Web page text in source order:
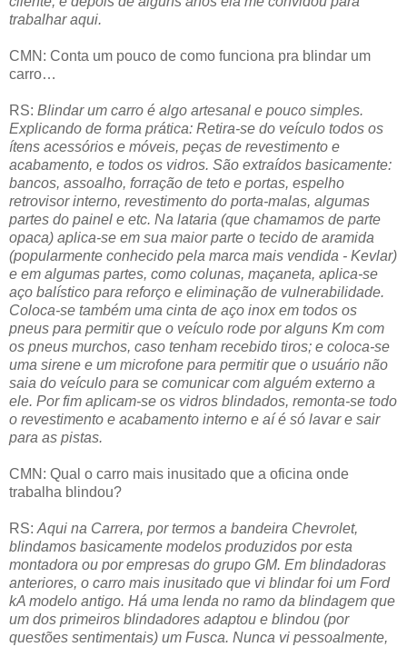
trabalhar aqui.
CMN: Conta um pouco de como funciona pra blindar um
carro…
RS: Blindar um carro é algo artesanal e pouco simples.
Explicando de forma prática: Retira-se do veículo todos os
ítens acessórios e móveis, peças de revestimento e
acabamento, e todos os vidros. São extraídos basicamente:
bancos, assoalho, forração de teto e portas, espelho
retrovisor interno, revestimento do porta-malas, algumas
partes do painel e etc. Na lataria (que chamamos de parte
opaca) aplica-se em sua maior parte o tecido de aramida
(popularmente conhecido pela marca mais vendida - Kevlar)
e em algumas partes, como colunas, maçaneta, aplica-se
aço balístico para reforço e eliminação de vulnerabilidade.
Coloca-se também uma cinta de aço inox em todos os
pneus para permitir que o veículo rode por alguns Km com
os pneus murchos, caso tenham recebido tiros; e coloca-se
uma sirene e um microfone para permitir que o usuário não
saia do veículo para se comunicar com alguém externo a
ele. Por fim aplicam-se os vidros blindados, remonta-se todo
o revestimento e acabamento interno e aí é só lavar e sair
para as pistas.
CMN: Qual o carro mais inusitado que a oficina onde
trabalha blindou?
RS: Aqui na Carrera, por termos a bandeira Chevrolet,
blindamos basicamente modelos produzidos por esta
montadora ou por empresas do grupo GM. Em blindadoras
anteriores, o carro mais inusitado que vi blindar foi um Ford
kA modelo antigo. Há uma lenda no ramo da blindagem que
um dos primeiros blindadores adaptou e blindou (por
questões sentimentais) um Fusca. Nunca vi pessoalmente,